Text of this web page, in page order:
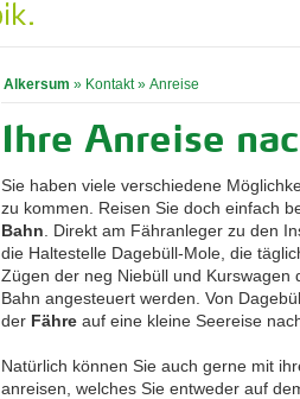
Alkersum » Kontakt» Anreise
Ihre Anreise
Sie haben viele verschiedene
zu kommen. Reisen Sie doch einfach
Bahn . Direkt am Fähranleger zu den
die Haltestelle Dagebüll-Mole, die
Zügen der neg Niebüll und Kurswagen
Bahn angesteuert werden. Von
der Fähre auf eine kleine Seereise
Natürlich können Sie auch gerne mit
anreisen, welches Sie entweder auf